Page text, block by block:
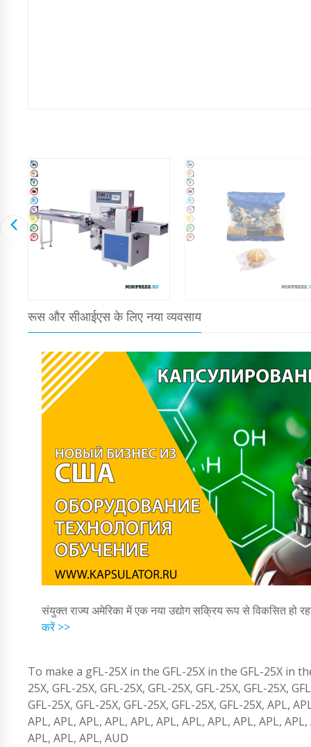
रूस और सीआईएस के लिए नया व्यवसाय
संयुक्त राज्य अमेरिका में एक नया उद्योग सक्रिय रूप से विकसित हो
करें >>
To make a gFL-25X in the GFL-25X in the GFL-25X in
25X, GFL-25X, GFL-25X, GFL-25X, GFL-25X, GFL-25X,
GFL-25X, GFL-25X, GFL-25X, GFL-25X, GFL-25X, APL,
APL, APL, APL, APL, APL, APL, APL, APL, APL, APL,
APL, APL, APL, AUD